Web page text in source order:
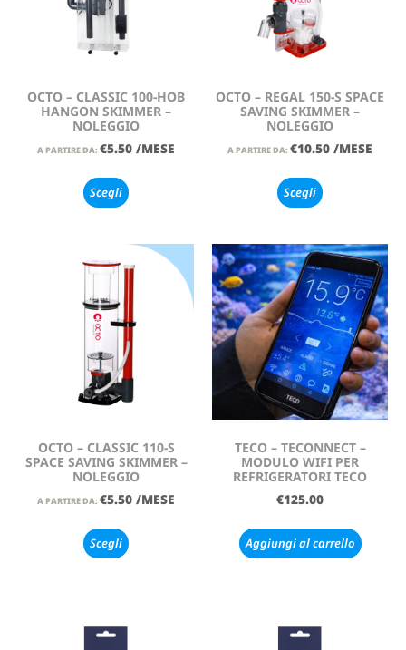
OCTO – CLASSIC 100-HOB
HANGON SKIMMER –
NOLEGGIO
A PARTIRE DA: €5.50 /MESE
Scegli
OCTO – REGAL 150-S SPACE
SAVING SKIMMER –
NOLEGGIO
A PARTIRE DA: €10.50 /MESE
Scegli
OCTO – CLASSIC 110-S
SPACE SAVING SKIMMER –
NOLEGGIO
A PARTIRE DA: €5.50 /MESE
Scegli
TECO – TECONNECT –
MODULO WIFI PER
REFRIGERATORI TECO
€125.00
Aggiungi al carrello